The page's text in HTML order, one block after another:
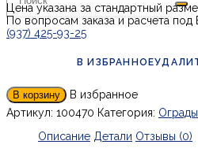
Цена указана за стандартный
По вопросам заказа и расчета
(937) 425-93-25
В корзину
В ИЗБРАННОЕ
В избранное
Артикул: 100470 Категория: Ограды
Описание Детали Отзывы (0)